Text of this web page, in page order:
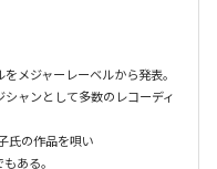
をメジャーレーベルから発表。
ャンとして多数のレコーディ
氏の作品を唄い
ある。